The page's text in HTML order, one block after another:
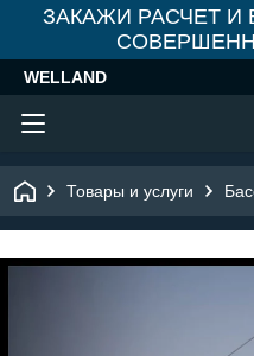
ЗАКАЖИ РАСЧЕТ И
WELLAND
Товары и услуги